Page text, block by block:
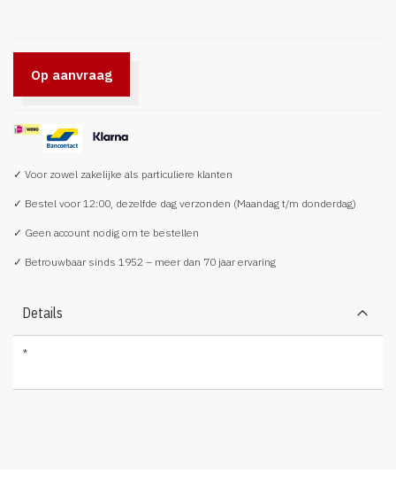
Op aanvraag
✓ Voor zowel zakelijke als particuliere klanten
✓ Bestel voor 12:00, dezelfde dag verzonden (Maandag t/m donderdag)
✓ Geen account nodig om te bestellen
✓ Betrouwbaar sinds 1952 – meer dan 70 jaar ervaring
Details
*